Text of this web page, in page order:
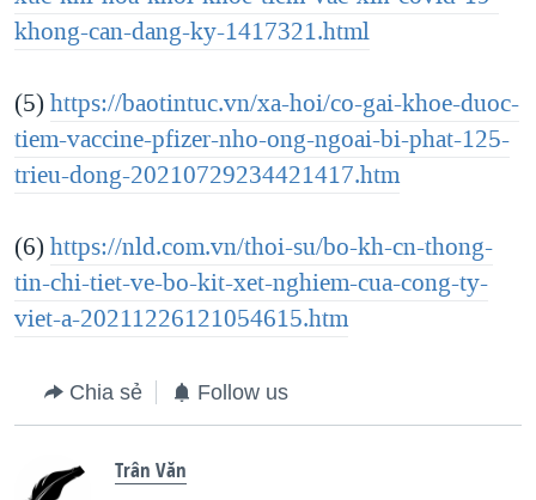
khong-can-dang-ky-1417321.html
(5)https://baotintuc.vn/xa-hoi/co-gai-khoe-duoc-
tiem-vaccine-pfizer-nho-ong-ngoai-bi-phat-125-
trieu-dong-20210729234421417.htm
(6)https://nld.com.vn/thoi-su/bo-kh-cn-thong-
tin-chi-tiet-ve-bo-kit-xet-nghiem-cua-cong-ty-
viet-a-20211226121054615.htm
Chia sẻ Follow us
Trân Văn